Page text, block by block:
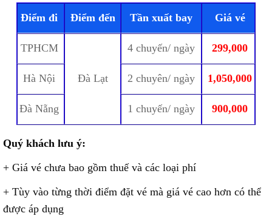
Điểm đi Điểm đến Tần xuất bay Giá vé
TPHCM
Đà Lạt
4 chuyến/ ngày 299,000
Hà Nội 2 chuyên/ ngày 1,050,000
Đà Nẵng 1 chuyến/ ngày 900,000
Quý khách lưu ý:
+ Giá vé chưa bao gồm thuế và các loại phí
+ Tùy vào từng thời điểm đặt vé mà giá vé cao hơn có thể
được áp dụng